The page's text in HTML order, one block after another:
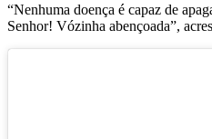
“Nenhuma doença é capaz de
Senhor! Vózinha abençoada”,